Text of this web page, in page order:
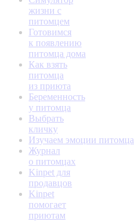
жизни с
питомцем
Готовимся
к появлению
питомца дома
Как взять
питомца
из приюта
Беременность
у питомца
Выбрать
кличку
Изучаем эмоции питомца
Журнал
о питомцах
Kinpet для
продавцов
Kinpet
помогает
приютам